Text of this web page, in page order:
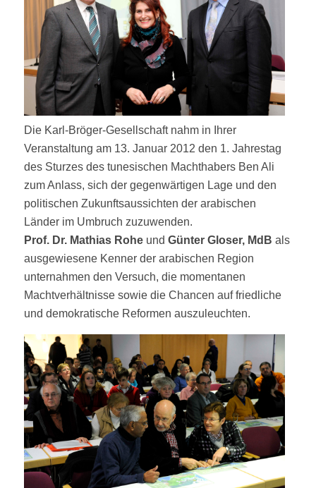
Die Karl-Bröger-Gesellschaft nahm in Ihrer
Veranstaltung am 13. Januar 2012 den 1. Jahrestag
des Sturzes des tunesischen Machthabers Ben Ali
zum Anlass, sich der gegenwärtigen Lage und den
politischen Zukunftsaussichten der arabischen
Länder im Umbruch zuzuwenden.
Prof. Dr. Mathias Rohe undGünter Gloser, MdB als
ausgewiesene Kenner der arabischen Region
unternahmen den Versuch, die momentanen
Machtverhältnisse sowie die Chancen auf friedliche
und demokratische Reformen auszuleuchten.